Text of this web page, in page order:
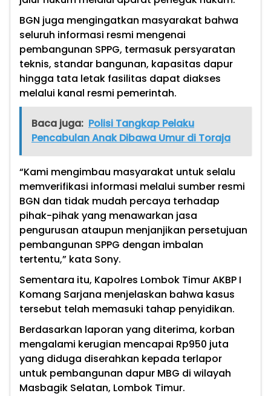
BGN juga mengingatkan masyarakat bahwa
seluruh informasi resmi mengenai
pembangunan SPPG, termasuk persyaratan
teknis, standar bangunan, kapasitas dapur
hingga tata letak fasilitas dapat diakses
melalui kanal resmi pemerintah.
Baca juga: Polisi Tangkap Pelaku
Pencabulan Anak Dibawa Umur di Toraja
“Kami mengimbau masyarakat untuk selalu
memverifikasi informasi melalui sumber resmi
BGN dan tidak mudah percaya terhadap
pihak-pihak yang menawarkan jasa
pengurusan ataupun menjanjikan persetujuan
pembangunan SPPG dengan imbalan
tertentu,” kata Sony.
Sementara itu, Kapolres Lombok Timur AKBP I
Komang Sarjana menjelaskan bahwa kasus
tersebut telah memasuki tahap penyidikan.
Berdasarkan laporan yang diterima, korban
mengalami kerugian mencapai Rp950 juta
yang diduga diserahkan kepada terlapor
untuk pembangunan dapur MBG di wilayah
Masbagik Selatan, Lombok Timur.